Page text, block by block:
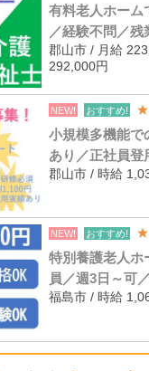
有料老人ホーム
／経験不問／残
郡山市 / 月給
292,000円
NEW! おすすめ!
小規模多機能で
あり／正社員登
郡山市 / 時給
NEW! おすすめ!
特別養護老人ホ
員／週3日～可
福島市 / 時給